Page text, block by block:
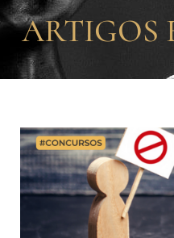
ARTIGOS